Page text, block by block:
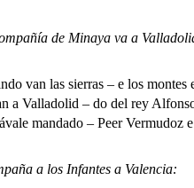
de Minaya va a Valladolid
van las sierras – e los montes
– do del rey Alfonso
– Peer Vermudoz e
a los Infantes a Valencia: